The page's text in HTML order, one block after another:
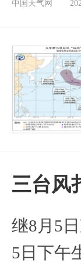
中国天气网
三台风
继8月5
5日下午